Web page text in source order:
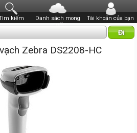
kiếm
Danh sách mong
muốn
Tài khoản của bạn
Zebra DS2208-HC